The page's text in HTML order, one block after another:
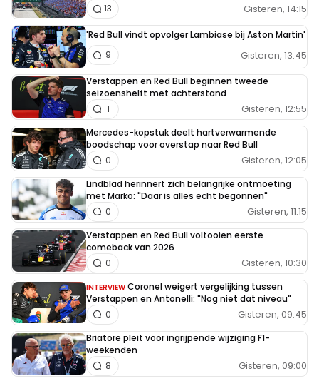
Gisteren, 14:15
13
'Red Bull vindt opvolger Lambiase bij Aston Martin'
Gisteren, 13:45
9
Verstappen en Red Bull beginnen tweede
seizoenshelft met achterstand
Gisteren, 12:55
1
Mercedes-kopstuk deelt hartverwarmende
boodschap voor overstap naar Red Bull
Gisteren, 12:05
0
Lindblad herinnert zich belangrijke ontmoeting
met Marko: "Daar is alles echt begonnen"
Gisteren, 11:15
0
Verstappen en Red Bull voltooien eerste
comeback van 2026
Gisteren, 10:30
0
INTERVIEW Coronel weigert vergelijking tussen
Verstappen en Antonelli: "Nog niet dat niveau"
Gisteren, 09:45
0
Briatore pleit voor ingrijpende wijziging F1-
weekenden
Gisteren, 09:00
8